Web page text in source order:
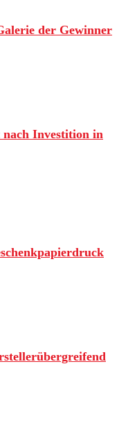
der Gewinner
Investition in